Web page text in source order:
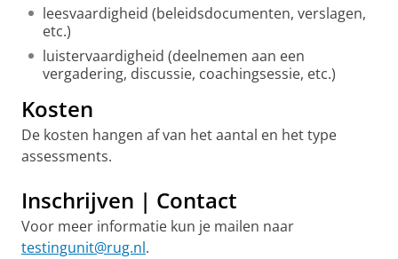
leesvaardigheid (beleidsdocumenten, verslagen,
etc.)
luistervaardigheid (deelnemen aan een
vergadering, discussie, coachingsessie, etc.)
Kosten
De kosten hangen af van het aantal en het type
assessments.
Inschrijven | Contact
Voor meer informatie kun je mailen naar
testingunit@rug.nl.